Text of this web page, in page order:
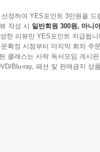
정하여 YES포인트 3만원을 드
작성 시 일반회원 300원, 마니
한 리뷰만 YES포인트 지급됩니
확정 시점부터 마지막 회차 주
클래스는 사락 독서모임 게시
Blu-ray, 패션 및 판매금지 상